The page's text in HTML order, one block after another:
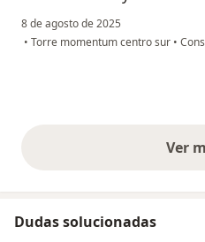
8 de agosto de 2025
• Torre momentum centro sur •
Ver
Dudas solucionadas